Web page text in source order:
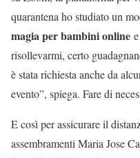
quarantena ho studiato un
magia per bambini online
risollevarmi, certo
è stata richiesta anche da
evento”, spiega. Fare di
E così per assicurare il
assembramenti Maria Jose